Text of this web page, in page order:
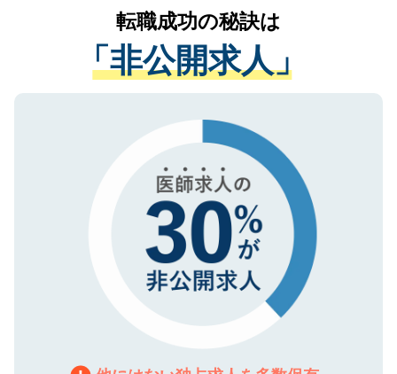
は、個人情報の取り扱いについての厳密な
管理基準を満たした事業者のみに付与され
る、プライバシーマークを取得済みです。
で、機密保持に関してもご安心ください。
かがいして、現在の医療機関の状況や紹介
経験をまじえながら、適切なアドバイスを
させていただきます。すぐにご転職をされ
ない方には、長期的なサポートが可能です
ので、まずはご登録ください。
転職成功の秘訣は
「非公開求人」